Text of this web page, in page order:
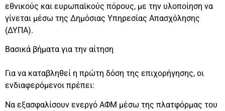
εθνικούς και ευρωπαϊκούς πόρους, με την υλοποίηση να
γίνεται μέσω της Δημόσιας Υπηρεσίας Απασχόλησης
(ΔΥΠΑ).
Βασικά βήματα για την αίτηση
Για να καταβληθεί η πρώτη δόση της επιχορήγησης, οι
ενδιαφερόμενοι πρέπει:
Να εξασφαλίσουν ενεργό ΑΦΜ μέσω της πλατφόρμας του